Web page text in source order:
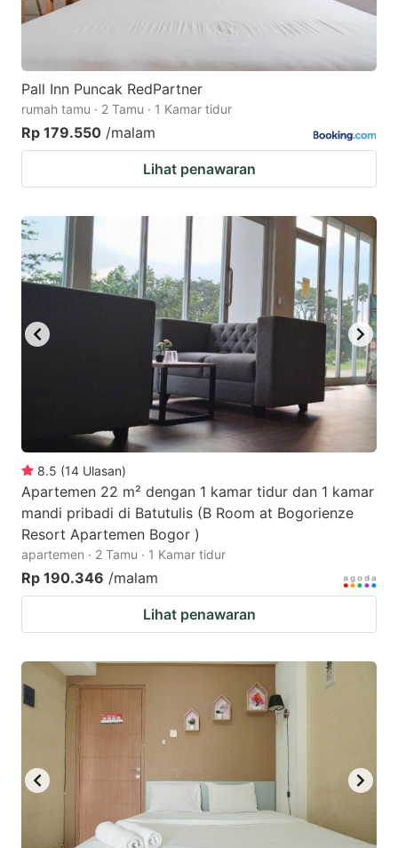
Pall Inn Puncak RedPartner
rumah tamu · 2 Tamu · 1 Kamar tidur
Rp 179.550 /malam
Lihat penawaran
8.5 (14 Ulasan)
Apartemen 22 m² dengan 1 kamar tidur dan 1 kamar
mandi pribadi di Batutulis (B Room at Bogorienze
Resort Apartemen Bogor )
apartemen · 2 Tamu · 1 Kamar tidur
Rp 190.346 /malam
Lihat penawaran